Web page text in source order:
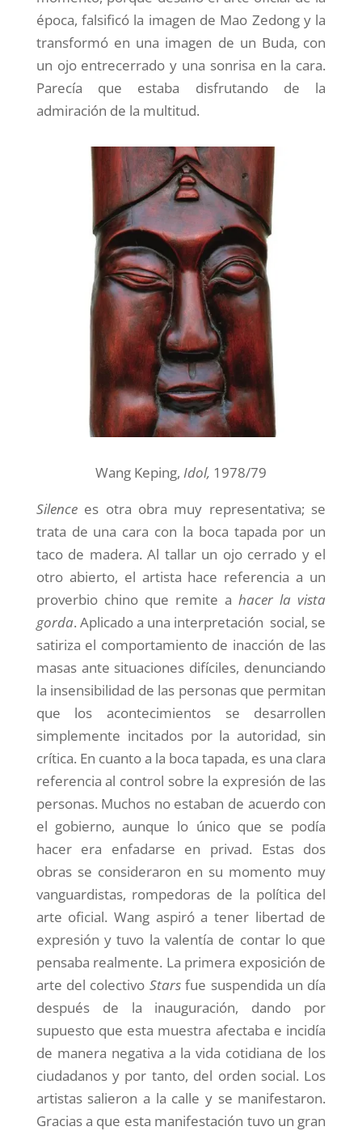
época, falsificó la imagen de Mao Zedong y la
transformó en una imagen de un Buda, con
un ojo entrecerrado y una sonrisa en la cara.
Parecía que estaba disfrutando de la
admiración de la multitud.
Wang Keping, Idol, 1978/79
Silencees otra obra muy representativa; se
trata de una cara con la boca tapada por un
taco de madera. Al tallar un ojo cerrado y el
otro abierto, el artista hace referencia a un
proverbio chino que remite ahacer la vista
gorda. Aplicado a una interpretación social, se
satiriza el comportamiento de inacción de las
masas ante situaciones difíciles, denunciando
la insensibilidad de las personas que permitan
que los acontecimientos se desarrollen
simplemente incitados por la autoridad, sin
crítica. En cuanto a la boca tapada, es una clara
referencia al control sobre la expresión de las
personas. Muchos no estaban de acuerdo con
el gobierno, aunque lo único que se podía
hacer era enfadarse en privad. Estas dos
obras se consideraron en su momento muy
vanguardistas, rompedoras de la política del
arte oficial. Wang aspiró a tener libertad de
expresión y tuvo la valentía de contar lo que
pensaba realmente. La primera exposición de
arte del colectivo Starsfue suspendida un día
después de la inauguración, dando por
supuesto que esta muestra afectaba e incidía
de manera negativa a la vida cotidiana de los
ciudadanos y por tanto, del orden social. Los
artistas salieron a la calle y se manifestaron.
Gracias a que esta manifestación tuvo un gran